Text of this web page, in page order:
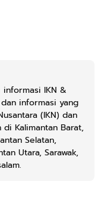
informasi IKN &
informasi yang
(IKN) dan
Kalimantan Barat,
Selatan,
Utara, Sarawak,